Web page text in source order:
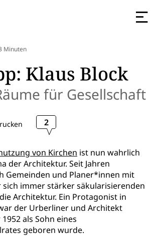
Minuten
Klaus Block
für Gesellschaft
2
von Kirchen ist nun wahrlich
der Architektur. Seit Jahren
Gemeinden und Planer*innen mit
sich immer stärker säkularisierenden
Architektur. Ein Protagonist in
der Urberliner und Architekt
1952 als Sohn eines
geboren wurde.